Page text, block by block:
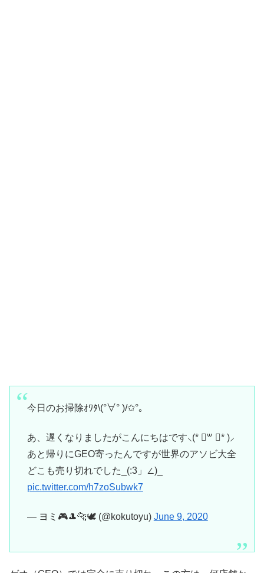
今日のお掃除ｵﾜﾀ\(°∀° )/✩°｡
あ、遅くなりましたがこんにちはです⸜(* ॑꒳ ॑* )⸝
あと帰りにGEO寄ったんですが世界のアソビ大全
どこも売り切れでした_(:3」∠)_
pic.twitter.com/h7zoSubwk7
— ヨミ🎮🎩🐆🕊 (@kokutoyu) June 9, 2020